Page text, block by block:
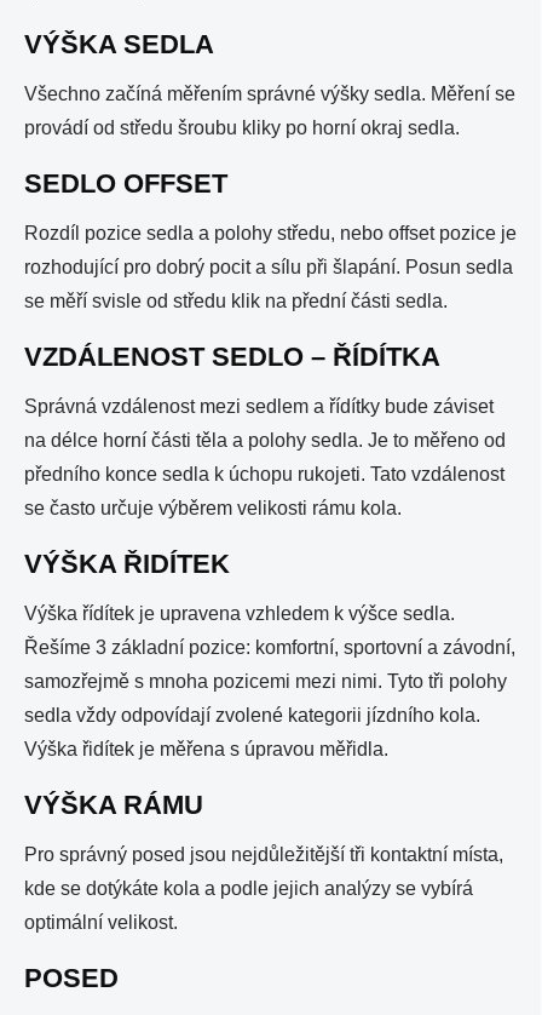
VÝŠKA SEDLA
Všechno začíná měřením správné výšky sedla. Měření se
provádí od středu šroubu kliky po horní okraj sedla.
SEDLO OFFSET
Rozdíl pozice sedla a polohy středu, nebo offset pozice je
rozhodující pro dobrý pocit a sílu při šlapání. Posun sedla
se měří svisle od středu klik na přední části sedla.
VZDÁLENOST SEDLO – ŘÍDÍTKA
Správná vzdálenost mezi sedlem a řídítky bude záviset
na délce horní části těla a polohy sedla. Je to měřeno od
předního konce sedla k úchopu rukojeti. Tato vzdálenost
se často určuje výběrem velikosti rámu kola.
VÝŠKA ŘIDÍTEK
Výška řídítek je upravena vzhledem k výšce sedla.
Řešíme 3 základní pozice: komfortní, sportovní a závodní,
samozřejmě s mnoha pozicemi mezi nimi. Tyto tři polohy
sedla vždy odpovídají zvolené kategorii jízdního kola.
Výška řidítek je měřena s úpravou měřidla.
VÝŠKA RÁMU
Pro správný posed jsou nejdůležitější tři kontaktní místa,
kde se dotýkáte kola a podle jejich analýzy se vybírá
optimální velikost.
POSED